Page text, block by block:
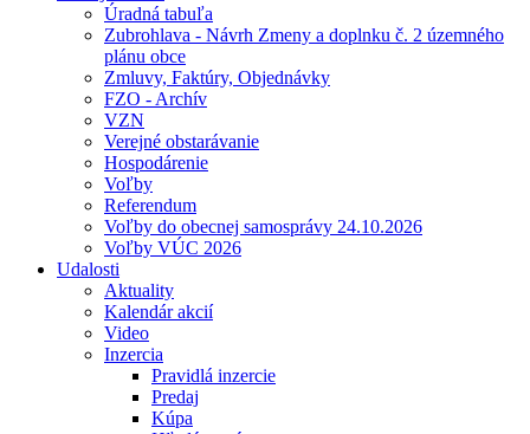
Úradná tabuľa
Zubrohlava - Návrh Zmeny a doplnku č. 2 územného
plánu obce
Zmluvy, Faktúry, Objednávky
FZO - Archív
VZN
Verejné obstarávanie
Hospodárenie
Voľby
Referendum
Voľby do obecnej samosprávy 24.10.2026
Voľby VÚC 2026
Udalosti
Aktuality
Kalendár akcií
Video
Inzercia
Pravidlá inzercie
Predaj
Kúpa